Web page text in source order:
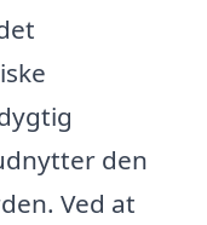
den
Ved at